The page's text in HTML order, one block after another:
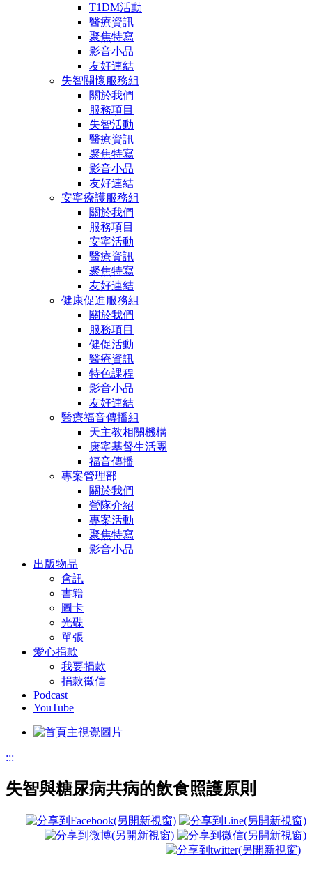
T1DM活動
醫療資訊
聚焦特寫
影音小品
友好連結
失智關懷服務組
關於我們
服務項目
失智活動
醫療資訊
聚焦特寫
影音小品
友好連結
安寧療護服務組
關於我們
服務項目
安寧活動
醫療資訊
聚焦特寫
友好連結
健康促進服務組
關於我們
服務項目
健促活動
醫療資訊
特色課程
影音小品
友好連結
醫療福音傳播組
天主教相關機構
康寧基督生活團
福音傳播
專案管理部
關於我們
營隊介紹
專案活動
聚焦特寫
影音小品
出版物品
會訊
書籍
圖卡
光碟
單張
愛心捐款
我要捐款
捐款徵信
Podcast
YouTube
:::
失智與糖尿病共病的飲食照護原則